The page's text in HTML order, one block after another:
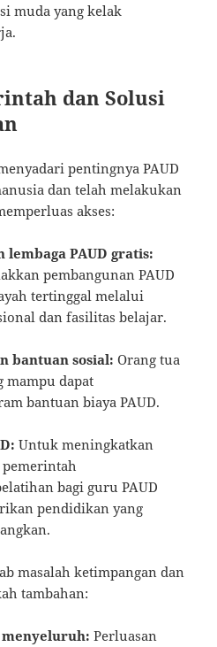
muda yang kelak
dan Solusi
pentingnya PAUD
dan telah melakukan
akses:
PAUD gratis:
pembangunan PAUD
tertinggal melalui
dan fasilitas belajar.
bantuan sosial: Orang tua
mampu dapat
bantuan biaya PAUD.
Untuk meningkatkan
bagi guru PAUD
pendidikan yang
masalah ketimpangan dan
tambahan:
menyeluruh: Perluasan